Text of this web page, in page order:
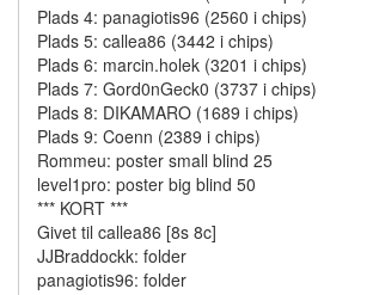
Plads 4: panagiotis96 (2560 i chips)
Plads 5: callea86 (3442 i chips)
Plads 6: marcin.holek (3201 i chips)
Plads 7: Gord0nGeck0 (3737 i chips)
Plads 8: DIKAMARO (1689 i chips)
Plads 9: Coenn (2389 i chips)
Rommeu: poster small blind 25
level1pro: poster big blind 50
*** KORT ***
Givet til callea86 [8s 8c]
JJBraddockk: folder
panagiotis96: folder